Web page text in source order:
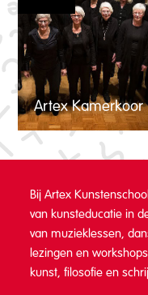
Artex Kamerkoor
Bij Artex
van kunsteducatie in
van muzieklessen,
lezingen en
kunst, filosofie en